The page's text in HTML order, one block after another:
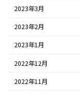
2023年3月
2023年2月
2023年1月
2022年12月
2022年11月